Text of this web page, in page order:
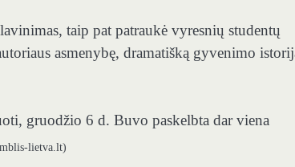
taip pat patraukė vyresnių studentų
asmenybę, dramatišką gyvenimo
gruodžio 6 d. Buvo paskelbta dar viena
lietva.lt)